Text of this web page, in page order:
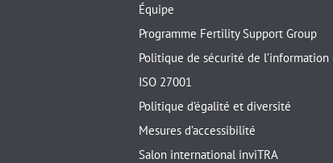
Équipe
Programme Fertility Support Group
Politique de sécurité de l’information
ISO 27001
Politique d’égalité et diversité
Mesures d’accessibilité
Salon international inviTRA